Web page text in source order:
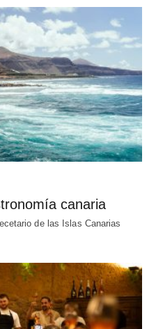
canaria
de las Islas Canarias